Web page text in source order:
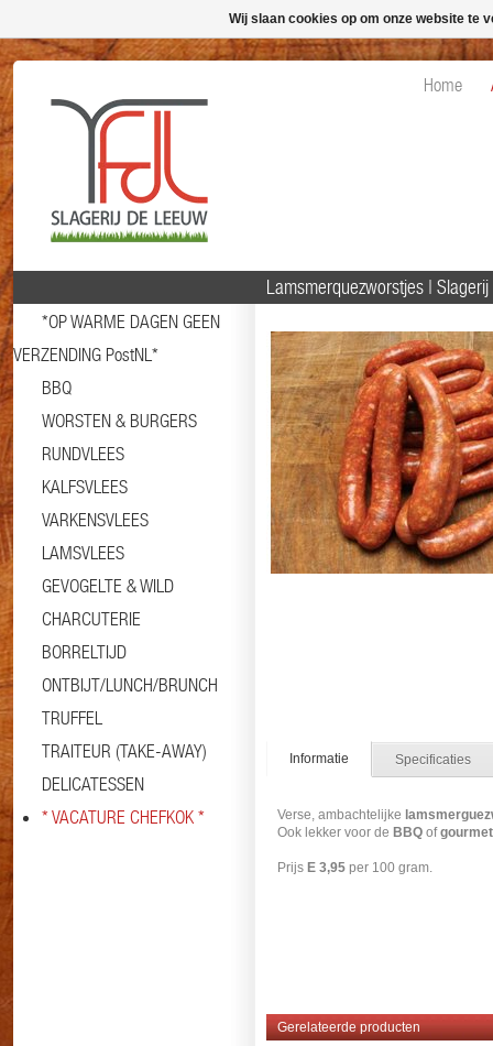
Home
*OP WARME DAGEN GEEN
VERZENDING PostNL*
BBQ
WORSTEN & BURGERS
RUNDVLEES
KALFSVLEES
VARKENSVLEES
LAMSVLEES
GEVOGELTE & WILD
CHARCUTERIE
BORRELTIJD
ONTBIJT/LUNCH/BRUNCH
TRUFFEL
TRAITEUR (TAKE-AWAY)
DELICATESSEN
* VACATURE CHEFKOK *
Lamsmerquezworstjes |
Informatie Specificaties
Verse, ambachtelijke
Ook lekker voor de BBQ ofgourmet
Prijs E 3,95 per 100 gram.
Gerelateerde producten
Wij slaan cookies op om onze website te